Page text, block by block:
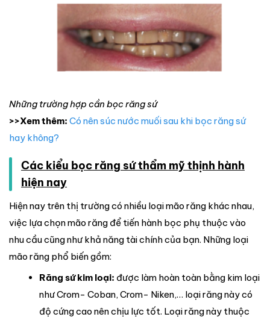
Những trường hợp cần bọc răng sứ
>>Xem thêm: Có nên súc nước muối sau khi bọc răng sứ
hay không?
Các kiểu bọc răng sứ thẩm mỹ thịnh hành
hiện nay
Hiện nay trên thị trường có nhiều loại mão răng khác nhau,
việc lựa chọn mão răng để tiến hành bọc phụ thuộc vào
nhu cầu cũng như khả năng tài chính của bạn. Những loại
mão răng phổ biến gồm:
Răng sứ kim loại: được làm hoàn toàn bằng kim loại
như Crom- Coban, Crom- Niken,… loại răng này có
độ cứng cao nên chịu lực tốt. Loại răng này thuộc